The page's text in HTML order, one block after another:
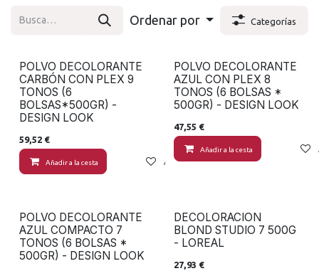
Ordenar por Categorías
POLVO DECOLORANTE
CARBÓN CON PLEX 9
TONOS (6
BOLSAS*500GR) -
DESIGN LOOK
59,52 €
Añadir a la cesta Añadir a lista de deseos
POLVO DECOLORANTE
AZUL CON PLEX 8
TONOS (6 BOLSAS *
500GR) - DESIGN LOOK
47,55 €
Añadir a la cesta
POLVO DECOLORANTE
AZUL COMPACTO 7
TONOS (6 BOLSAS *
500GR) - DESIGN LOOK
DECOLORACION
BLOND STUDIO 7 500G
- LOREAL
27,93 €